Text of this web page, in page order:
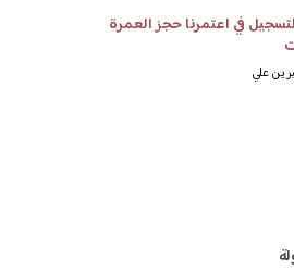
في اعتمرنا حجز العمرة
علي